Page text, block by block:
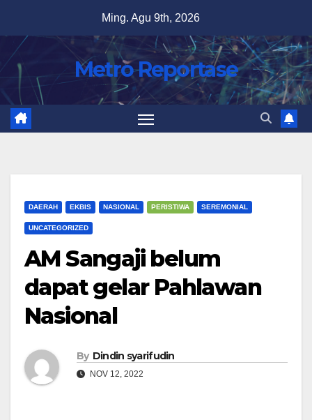
content
Ming. Agu 9th, 2026
Metro Reportase
DAERAH EKBIS NASIONAL PERISTIWA SEREMONIAL
UNCATEGORIZED
AM Sangaji belum
dapat gelar Pahlawan
Nasional
By Dindin syarifudin
NOV 12, 2022